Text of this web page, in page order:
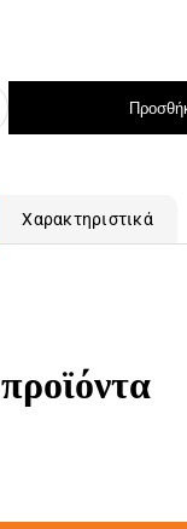
Χαρακτηριστικά